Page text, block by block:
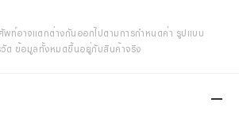
พท์อาจแตกต่างกันออกไปตามการกำหนดค่า รูปแบบ
วัด ข้อมูลทั้งหมดขึ้นอยู่กับสินค้าจริง